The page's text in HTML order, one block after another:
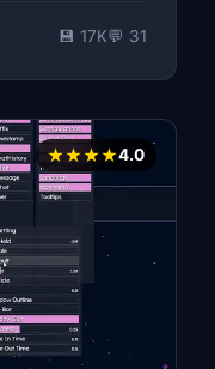
Багфиксы
💾 17K💬 31
★★★★4.0